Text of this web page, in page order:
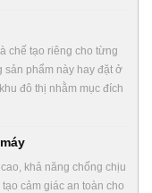
chế tạo riêng cho từng
sản phẩm này hay đặt ở
đô thị nhằm mục đích
khả năng chống chịu
cảm giác an toàn cho